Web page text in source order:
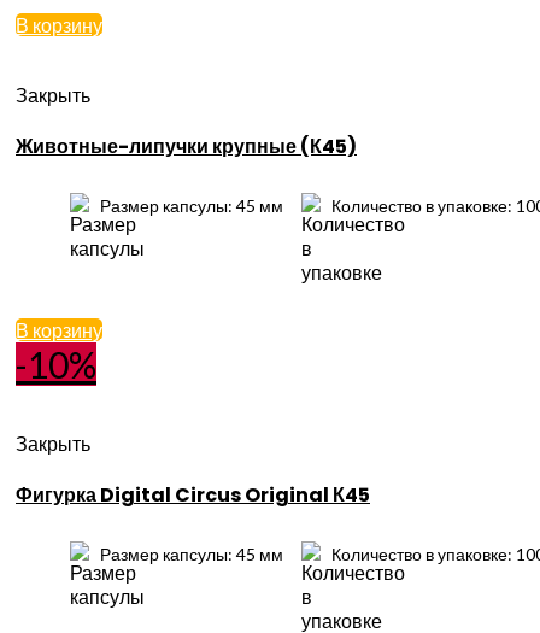
В корзину
Закрыть
Животные-липучки крупные (К45)
Размер капсулы: 45 мм Количество в упаковке:
В корзину
-10%
Закрыть
Фигурка Digital Circus Original К45
Размер капсулы: 45 мм Количество в упаковке: